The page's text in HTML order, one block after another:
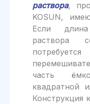
раствора,
KOSUN,
Если
раствора
часть
квадратной
Конструкция